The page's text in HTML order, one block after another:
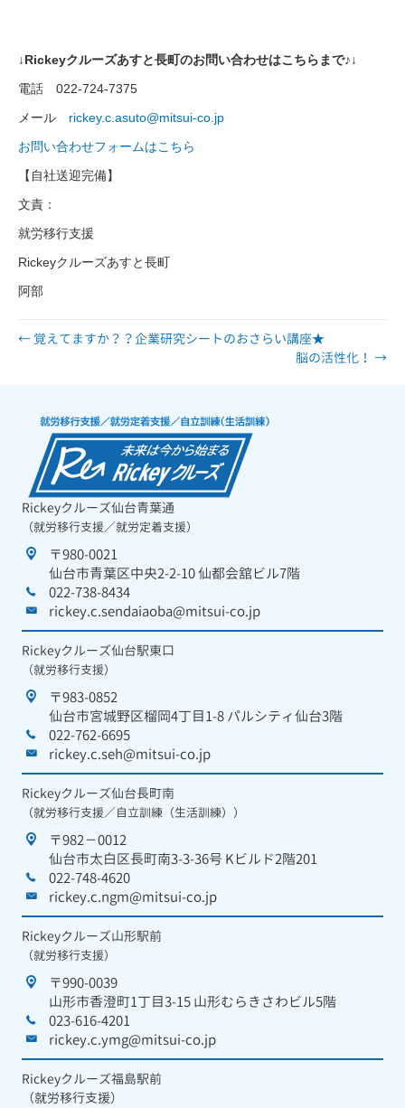
↓Rickeyクルーズあすと長町のお問い合わせはこちらまで♪↓
電話 022-724-7375
メール rickey.c.asuto@mitsui-co.jp
お問い合わせフォームはこちら
【自社送迎完備】
文責：
就労移行支援
Rickeyクルーズあすと長町
阿部
← 覚えてますか？？企業研究シートのおさらい講座★
脳の活性化！ →
Rickeyクルーズ仙台青葉通
（就労移行支援／就労定着支援）
〒980-0021
仙台市青葉区中央2-2-10 仙都会舘ビル7階
022-738-8434
rickey.c.sendaiaoba@mitsui-co.jp
Rickeyクルーズ仙台駅東口
（就労移行支援）
〒983-0852
仙台市宮城野区榴岡4丁目1-8 パルシティ仙台3階
022-762-6695
rickey.c.seh@mitsui-co.jp
Rickeyクルーズ仙台長町南
（就労移行支援／自立訓練（生活訓練））
〒982－0012
仙台市太白区長町南3-3-36号 Kビルド2階201
022-748-4620
rickey.c.ngm@mitsui-co.jp
Rickeyクルーズ山形駅前
（就労移行支援）
〒990-0039
山形市香澄町1丁目3-15 山形むらきさわビル5階
023-616-4201
rickey.c.ymg@mitsui-co.jp
Rickeyクルーズ福島駅前
（就労移行支援）